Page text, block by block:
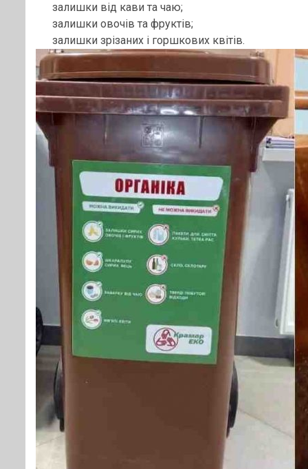
залишки від кави та чаю;
залишки овочів та фруктів;
залишки зрізаних і горшкових квітів.